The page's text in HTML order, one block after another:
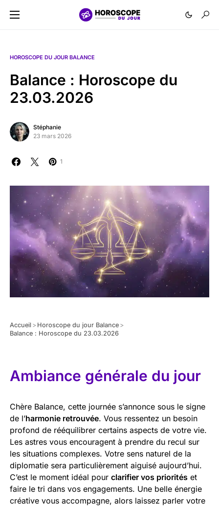
HOROSCOPE DU JOUR BALANCE
Balance : Horoscope du
23.03.2026
Stéphanie
23 mars 2026
1
Accueil > Horoscope du jour Balance >
Balance : Horoscope du 23.03.2026
Ambiance générale du jour
Chère Balance, cette journée s’annonce sous le signe
de l’harmonie retrouvée. Vous ressentez un besoin
profond de rééquilibrer certains aspects de votre vie.
Les astres vous encouragent à prendre du recul sur
les situations complexes. Votre sens naturel de la
diplomatie sera particulièrement aiguisé aujourd’hui.
C’est le moment idéal pour clarifier vos priorités et
faire le tri dans vos engagements. Une belle énergie
créative vous accompagne, alors laissez parler votre